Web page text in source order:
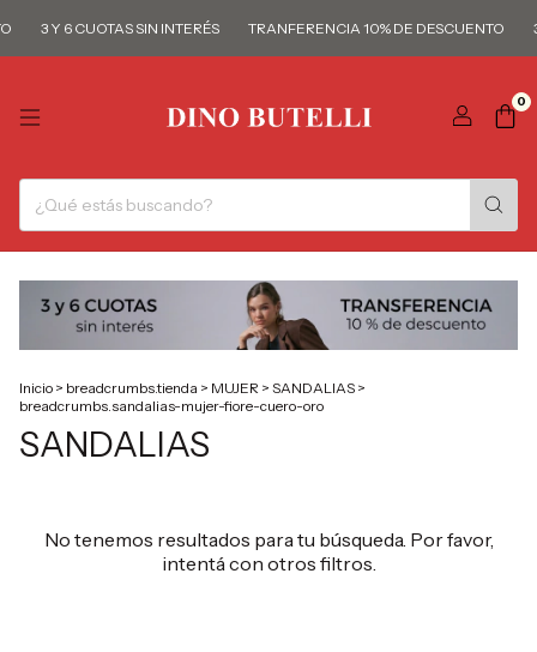
3 Y 6 CUOTAS SIN INTERÉS TRANFERENCIA 10% DE DESCUENTO
0
Inicio > breadcrumbs.tienda > MUJER > SANDALIAS >
breadcrumbs.sandalias-mujer-fiore-cuero-oro
SANDALIAS
No tenemos resultados para tu búsqueda. Por favor,
intentá con otros filtros.